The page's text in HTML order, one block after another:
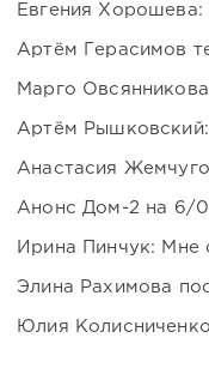
Евгения Хорошева:
Артём Герасимов
Марго
Артём
Анастасия
Анонс Дом-2 на 6/
Ирина Пинчук: Мне
Элина Рахимова
Юлия